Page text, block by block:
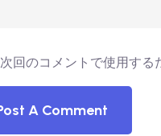
次回のコメントで使用する